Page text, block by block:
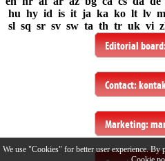
hu hy id is it ja ka ko lt lv
sl sq sr sv sw ta th tr uk vi
Editorial
Contact:
Marketing:
We use "Cookies" for better user experience. By